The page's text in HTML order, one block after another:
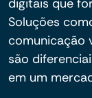
digitais que
Soluções
comunicação
são
em um